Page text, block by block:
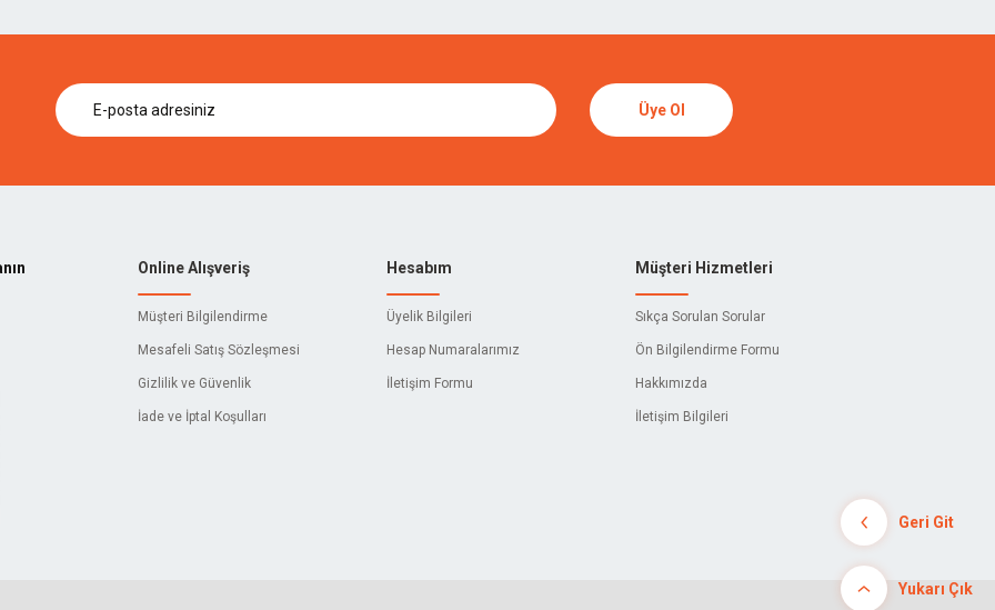
Üye Ol
Online Alışveriş
Müşteri Bilgilendirme
Mesafeli Satış Sözleşmesi
Gizlilik ve Güvenlik
İade ve İptal Koşulları
Hesabım
Üyelik Bilgileri
Hesap Numaralarımız
İletişim Formu
Müşteri Hizmetleri
Sıkça Sorulan Sorular
Ön Bilgilendirme Formu
Hakkımızda
İletişim Bilgileri
Geri Git
Yukarı Çık